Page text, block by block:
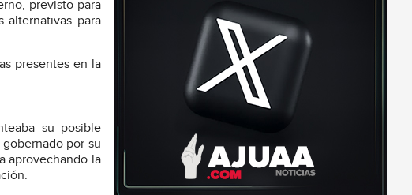
previsto para
alternativas para
presentes en la
su posible
por su
aprovechando la